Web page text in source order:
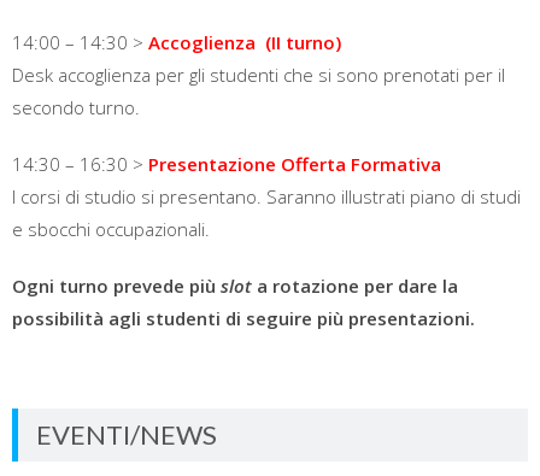
14:00 – 14:30 > Accoglienza (II turno)
Desk accoglienza per gli studenti che si sono prenotati per il
secondo turno.
14:30 – 16:30 > Presentazione Offerta Formativa
I corsi di studio si presentano. Saranno illustrati piano di studi
e sbocchi occupazionali.
Ogni turno prevede più slot a rotazione per dare la
possibilità agli studenti di seguire più presentazioni.
EVENTI/NEWS